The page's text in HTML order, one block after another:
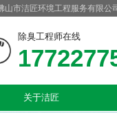
山市洁匠环境工程服务有限公
除臭工程师在线
关于洁匠